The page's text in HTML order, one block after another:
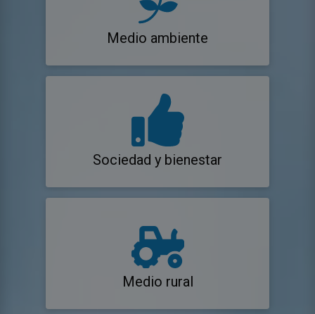
Medio ambiente
Sociedad y bienestar
Medio rural